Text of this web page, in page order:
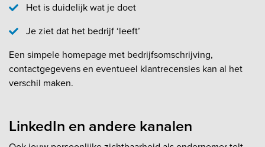
Het is duidelijk wat je doet
Je ziet dat het bedrijf ‘leeft’
Een simpele homepage met bedrijfsomschrijving,
contactgegevens en eventueel klantrecensies kan al het
verschil maken.
LinkedIn en andere kanalen